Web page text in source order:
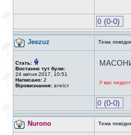
0 (0-0)
Jeezuz Тема
Стать:
Востаннє тут були:
24 квітня 2017, 10:51
Написано: 2
Віровизнання: атеїст
У вас
0 (0-0)
Nurono Тема